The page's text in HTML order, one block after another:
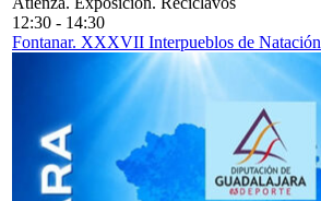
12:30 - 14:30
Fontanar. XXXVII Interpueblos de Natación